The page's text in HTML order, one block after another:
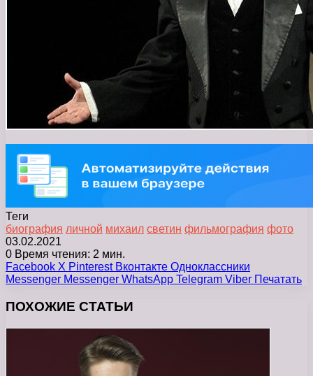
Теги
биография личной михаил светин фильмография фото
03.02.2021
0 Время чтения: 2 мин.
Facebook X Pinterest Вконтакте Одноклассники
Messenger Messenger WhatsApp Telegram Viber Печатать
ПОХОЖИЕ СТАТЬИ